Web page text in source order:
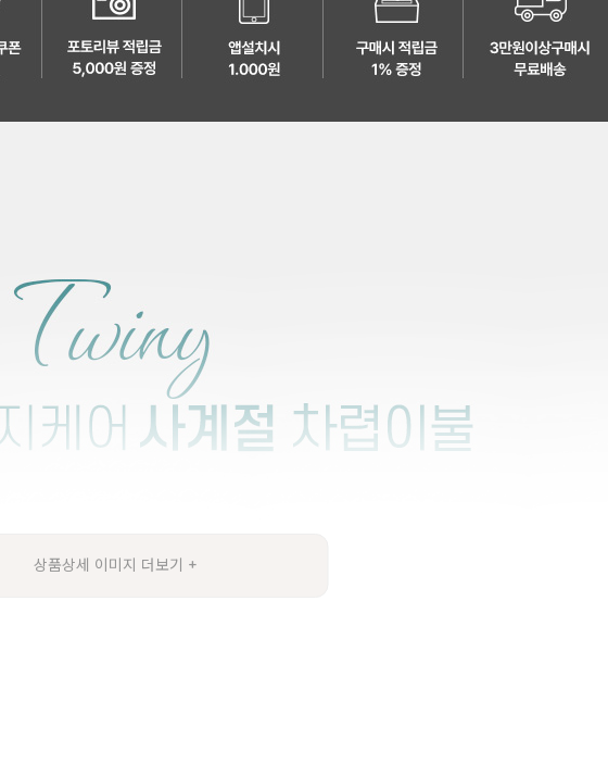
상품상세 이미지 더보기 +